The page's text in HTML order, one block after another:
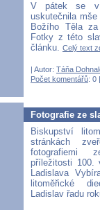
V pátek se v
uskutečnila
Božího Těla
Fotky z této
článku. Celý text
| Autor: Táňa
Počet komentářů: 0
Fotografie ze
Biskupství
stránkách
fotografiemi
příležitosti 100.
Ladislava
litoměřické
Ladislav řadu